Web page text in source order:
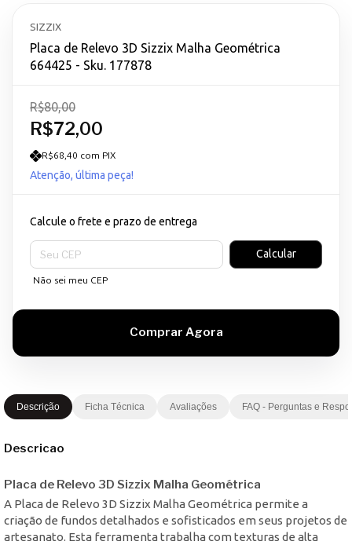
SIZZIX
Placa de Relevo 3D Sizzix Malha Geométrica
664425 - Sku. 177878
R$72,00
R$80,00
R$68,40 com PIX
Atenção, última peça!
Calcule o frete e prazo de entrega
Entregas para o CEP:
Calcular
Não sei meu CEP
Descrição Ficha Técnica Avaliações FAQ - Perguntas e
Descricao
Placa de Relevo 3D Sizzix Malha Geométrica
A Placa de Relevo 3D Sizzix Malha Geométrica permite a
criação de fundos detalhados e sofisticados em seus projetos de
artesanato. Esta ferramenta trabalha com texturas de alta